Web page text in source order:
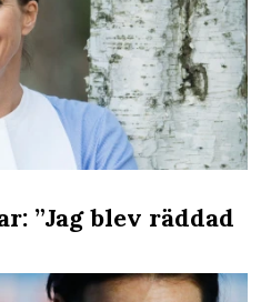
”Jag blev räddad